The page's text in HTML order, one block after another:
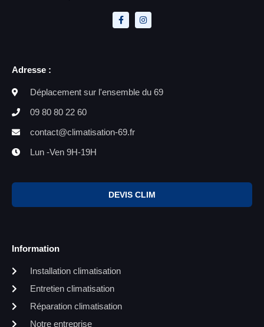
Adresse :
Déplacement sur l'ensemble du 69
09 80 80 22 60
contact@climatisation-69.fr
Lun -Ven 9H-19H
DEVIS CLIM
Information
Installation climatisation
Entretien climatisation
Réparation climatisation
Notre entreprise